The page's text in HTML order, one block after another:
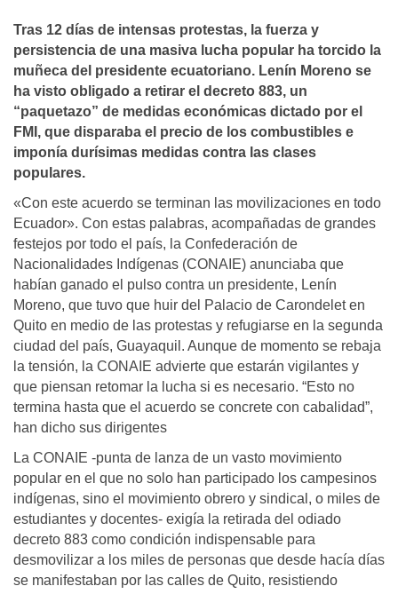
Tras 12 días de intensas protestas, la fuerza y
persistencia de una masiva lucha popular ha torcido la
muñeca del presidente ecuatoriano. Lenín Moreno se
ha visto obligado a retirar el decreto 883, un
“paquetazo” de medidas económicas dictado por el
FMI, que disparaba el precio de los combustibles e
imponía durísimas medidas contra las clases
populares.
«Con este acuerdo se terminan las movilizaciones en todo
Ecuador». Con estas palabras, acompañadas de grandes
festejos por todo el país, la Confederación de
Nacionalidades Indígenas (CONAIE) anunciaba que
habían ganado el pulso contra un presidente, Lenín
Moreno, que tuvo que huir del Palacio de Carondelet en
Quito en medio de las protestas y refugiarse en la segunda
ciudad del país, Guayaquil. Aunque de momento se rebaja
la tensión, la CONAIE advierte que estarán vigilantes y
que piensan retomar la lucha si es necesario. “Esto no
termina hasta que el acuerdo se concrete con cabalidad”,
han dicho sus dirigentes
La CONAIE -punta de lanza de un vasto movimiento
popular en el que no solo han participado los campesinos
indígenas, sino el movimiento obrero y sindical, o miles de
estudiantes y docentes- exigía la retirada del odiado
decreto 883 como condición indispensable para
desmovilizar a los miles de personas que desde hacía días
se manifestaban por las calles de Quito, resistiendo